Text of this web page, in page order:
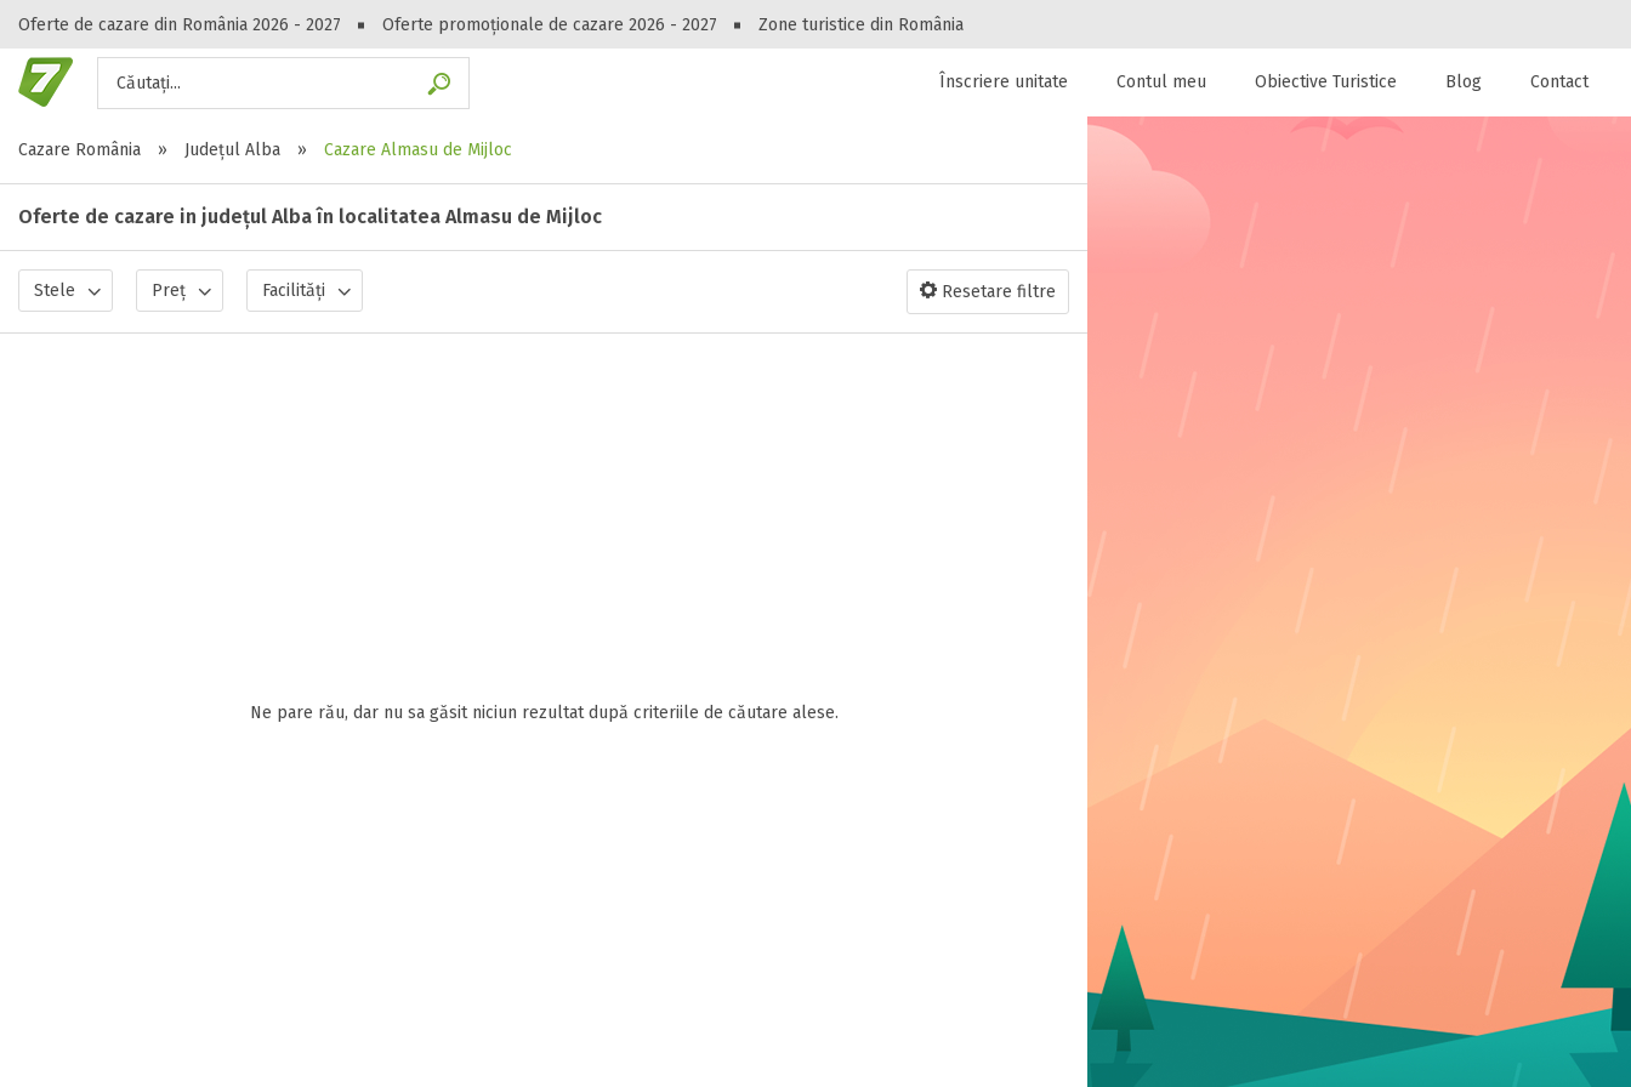
Oferte de cazare din România 2026 - 2027 Oferte promoționale de cazare 2026 - 2027 Zone turistice din România
Căutați...
Peste 10549 oferte de cazare!
Gasești hoteluri, pensiuni, vile, apartamente sau alte unitați de cazare la
Înscriere unitate Contul meu Obiective Turistice Blog Contact
Cazare România
» Județul Alba » Cazare Almasu de Mijloc
Oferte de cazare in județul Alba în localitatea Almasu de Mijloc
Stele Preț Facilități Resetare filtre
Ne pare rău, dar nu sa găsit niciun rezultat după criteriile de căutare alese.